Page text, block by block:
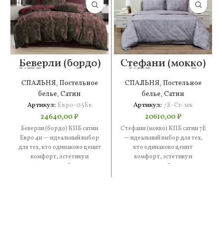
Беверли (бордо)
КПБ сатин Евро
4н
СПАЛЬНЯ, Постельное
белье, Сатин
Артикул: Евро-05Бв
24640,00₽
Беверли (бордо) КПБ сатин
Евро 4н — идеальный выбор
для тех, кто одинаково ценит
комфорт, эстетику и
практичность. В составе
Стефани (мокко)
КПБ сатин 7Е
СПАЛЬНЯ, Постельное
белье, Сатин
Артикул: 7Е-Ст-мк
20610,00₽
Стефани (мокко) КПБ сатин 7Е
— идеальный выбор для тех,
кто одинаково ценит
комфорт, эстетику и
практичность. В составе —